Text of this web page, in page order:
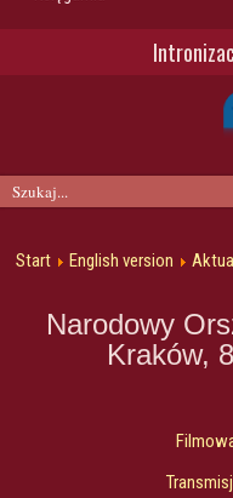
Start English version
Narodowy
Kraków,